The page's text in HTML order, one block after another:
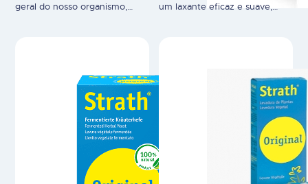
geral do nosso organismo,
fim de garantir a manutenção
da massa magra. Suplemento
alimentar. Composição por 25
ml: L-carnitina 1500 mg,
utriose ® (Fibra altamente
solúvel) 1500 mg,…
um laxante eficaz e suave,
Ajuda em casos mais difíceis
sobrecarregar o corpo. A
eficácia e segurança tem sido